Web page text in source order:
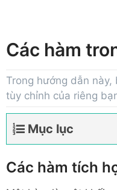
Các hàm
Trong hướng dẫn
tùy chỉnh của riêng
Mục lục
Các hàm tích